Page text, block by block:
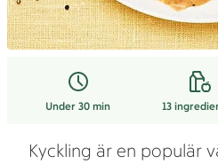
Under 30 min 13
Kyckling är en populär